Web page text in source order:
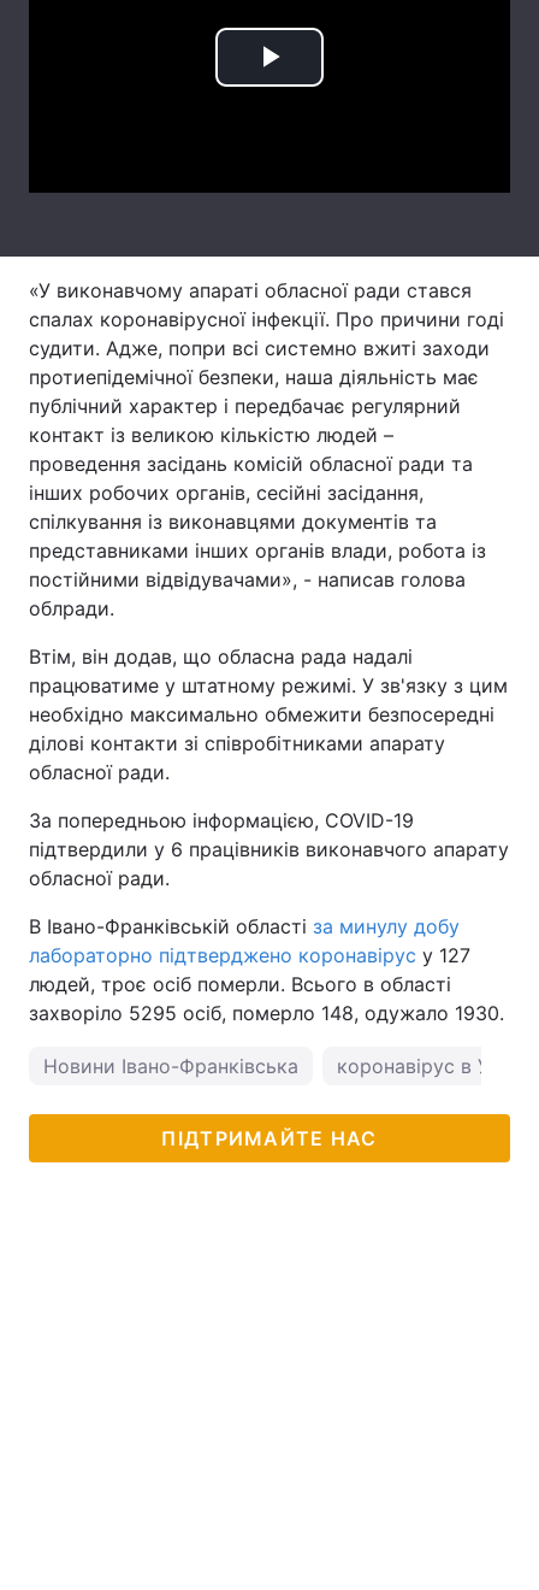
Статті
Архів Вакансії
Послуги
Тема оформлення
Play
«У виконавчому апараті обласної ради стався
спалах коронавірусної інфекції. Про причини годі
судити. Адже, попри всі системно вжиті заходи
протиепідемічної безпеки, наша діяльність має
публічний характер і передбачає регулярний
контакт із великою кількістю людей –
проведення засідань комісій обласної ради та
інших робочих органів, сесійні засідання,
спілкування із виконавцями документів та
представниками інших органів влади, робота із
постійними відвідувачами», - написав голова
облради.
Втім, він додав, що обласна рада надалі
працюватиме у штатному режимі. У зв'язку з цим
необхідно максимально обмежити безпосередні
ділові контакти зі співробітниками апарату
обласної ради.
За попередньою інформацією, COVID-19
підтвердили у 6 працівників виконавчого апарату
обласної ради.
В Івано-Франківській області за минулу добу
лабораторно підтверджено коронавірус у 127
людей, троє осіб померли. Всього в області
захворіло 5295 осіб, померло 148, одужало 1930.
Новини Івано-Франківська коронавірус в
ПІДТРИМАЙТЕ НАС